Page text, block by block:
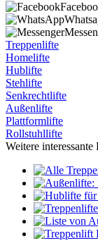
Treppenlifte
Homelifte
Hublifte
Stehlifte
Senkrechtlifte
Außenlifte
Plattformlifte
Rollstuhllifte
Weitere interessante